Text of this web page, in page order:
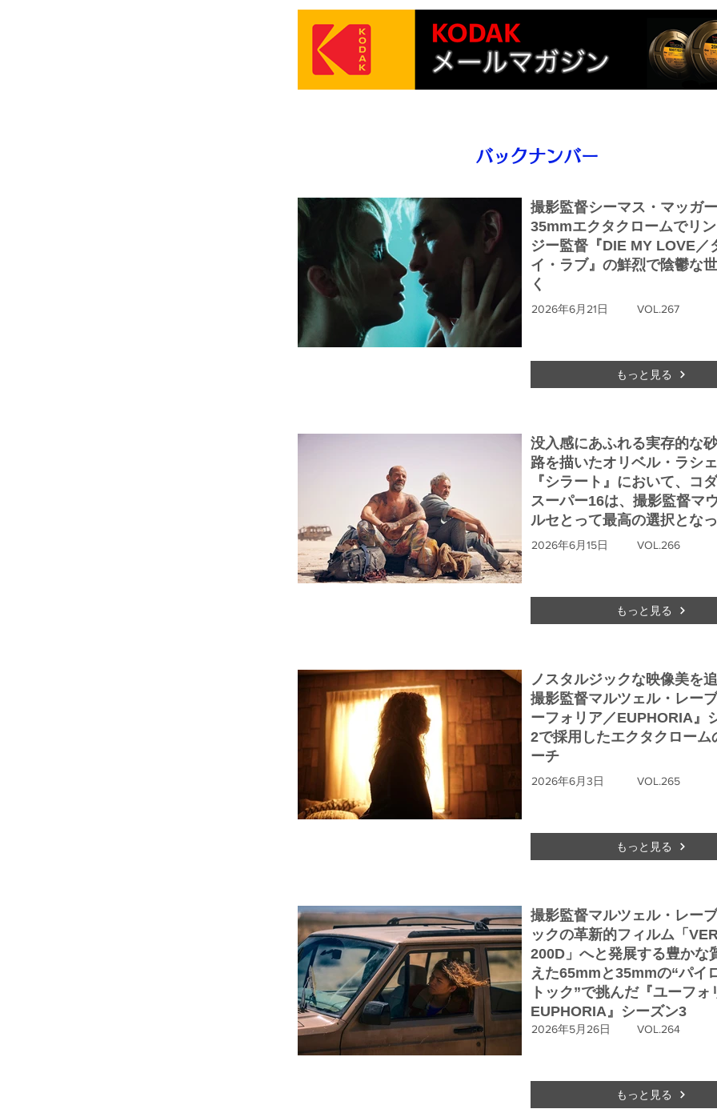
バックナンバー
撮影監督シーマス・マッガー
35mmエクタクロームでリ
ジー監督『DIE MY LOVE／
イ・ラブ』の鮮烈で陰鬱な
く
2026年6月21日 VOL.267
もっと見る
没入感にあふれる実存的な
路を描いたオリベル・ラシ
『シラート』において、コ
スーパー16は、撮影監督マ
ルセとって最高の選択とな
2026年6月15日 VOL.266
もっと見る
ノスタルジックな映像美を追
撮影監督マルツェル・レー
ーフォリア／EUPHORIA』
2で採用したエクタクローム
ーチ
2026年6月3日 VOL.265
もっと見る
撮影監督マルツェル・レー
ックの革新的フィルム「
200D」へと発展する豊かな
えた65mmと35mmの“パイ
トック”で挑んだ『ユーフォ
EUPHORIA』シーズン3
2026年5月26日 VOL.264
もっと見る